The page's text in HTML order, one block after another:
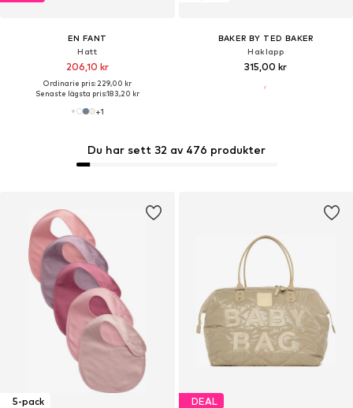
EN FANT
Hatt
206,10 kr
Ordinarie pris: 229,00 kr
Senaste lägsta pris:183,20 kr
+1
BAKER BY TED BAKER
Haklapp
315,00 kr
Du har sett 32 av 476 produkter
5-pack DEAL